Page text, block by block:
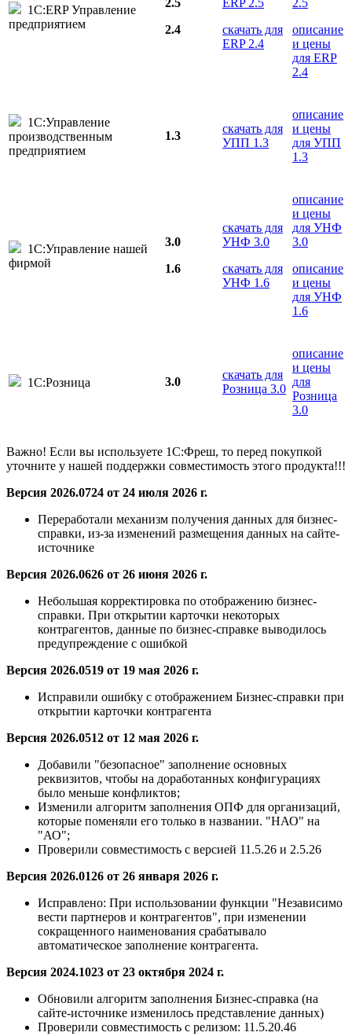
1С:ERP Управление
предприятием
2.5
2.4
ERP 2.5
скачать для
ERP 2.4
2.5
описание
и цены
для ERP
2.4
1С:Управление
производственным
предприятием
1.3
скачать для
УПП 1.3
описание
и цены
для УПП
1.3
1С:Управление нашей
фирмой
3.0
1.6
скачать для
УНФ 3.0
скачать для
УНФ 1.6
описание
и цены
для УНФ
3.0
описание
и цены
для УНФ
1.6
1С:Розница 3.0
скачать для
Розница 3.0
описание
и цены
для
Розница
3.0
Важно! Если вы используете 1С:Фреш, то перед покупкой
уточните у нашей поддержки совместимость этого продукта!!!
Версия 2026.0724 от 24 июля 2026 г.
Переработали механизм получения данных для бизнес-
справки, из-за изменений размещения данных на сайте-
источнике
Версия 2026.0626 от 26 июня 2026 г.
Небольшая корректировка по отображению бизнес-
справки. При открытии карточки некоторых
контрагентов, данные по бизнес-справке выводилось
предупреждение с ошибкой
Версия 2026.0519 от 19 мая 2026 г.
Исправили ошибку с отображением Бизнес-справки при
открытии карточки контрагента
Версия 2026.0512 от 12 мая 2026 г.
Добавили "безопасное" заполнение основных
реквизитов, чтобы на доработанных конфигурациях
было меньше конфликтов;
Изменили алгоритм заполнения ОПФ для организаций,
которые поменяли его только в названии. "НАО" на
"АО";
Проверили совместимость с версией 11.5.26 и 2.5.26
Версия 2026.0126 от 26 января 2026 г.
Исправлено: При использовании функции "Независимо
вести партнеров и контрагентов", при изменении
сокращенного наименования срабатывало
автоматическое заполнение контрагента.
Версия 2024.1023 от 23 октября 2024 г.
Обновили алгоритм заполнения Бизнес-справка (на
сайте-источнике изменилось представление данных)
Проверили совместимость с релизом: 11.5.20.46